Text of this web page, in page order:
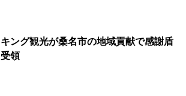
キング観光が桑名市の地域貢献で感謝盾
受領